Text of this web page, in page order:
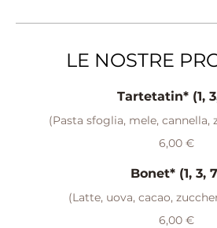
LE NOSTRE
Tartetatin* (1,
(Pasta sfoglia, mele, cannella,
6,00 €
Bonet* (1, 3,
(Latte, uova, cacao,
6,00 €